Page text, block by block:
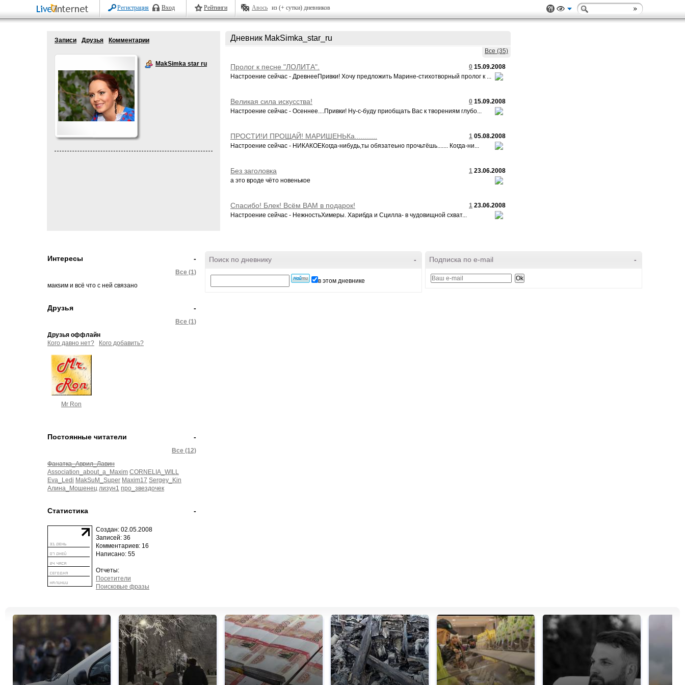
Регистрация Вход Рейтинги Авось из (+ сутки) дневников
Записи Друзья Комментарии
MakSimka star ru
Дневник MakSimka_star_ru
Все (35)
0 15.09.2008
Пролог к песне "ЛОЛИТА".
Настроение сейчас - ДревнееПривки! Хочу предложить Марине-стихотворный пролог к ...
0 15.09.2008
Великая сила искусства!
Настроение сейчас - Осеннее....Привки! Ну-с-буду приобщать Вас к творениям глубо...
1 05.08.2008
ПРОСТИ!И ПРОЩАЙ! МАРИШЕНЬКа...........
Настроение сейчас - НИКАКОЕКогда-нибудь,ты обязатеьно прочьтёшь....... Когда-ни...
1 23.06.2008
Без заголовка
а это вроде чёто новенькое
1 23.06.2008
Спасибо! Блек! Всём ВАМ в подарок!
Настроение сейчас - НежностьХимеры. Харибда и Сцилла- в чудовищной схват...
-
Интересы
Все (1)
макsим и всё что с ней связано
-
Друзья
Все (1)
Друзья оффлайн
Кого давно нет?
Кого добавить?
Mr Ron
-
Постоянные читатели
Все (12)
Фанатка_Аврил_Лавин
Association_about_a_Maxim CORNELIA_WILL
Eva_Ledi MakSuM_Super Maxim17 Sergey_Kin
Алина_Мошенец лизун1 про_звездочек
-
Статистика
Создан: 02.05.2008
Записей: 36
Комментариев: 16
Написано: 55
Отчеты:
Посетители
Поисковые фразы
-
Поиск по дневнику
в этом дневнике
-
Подписка по e-mail